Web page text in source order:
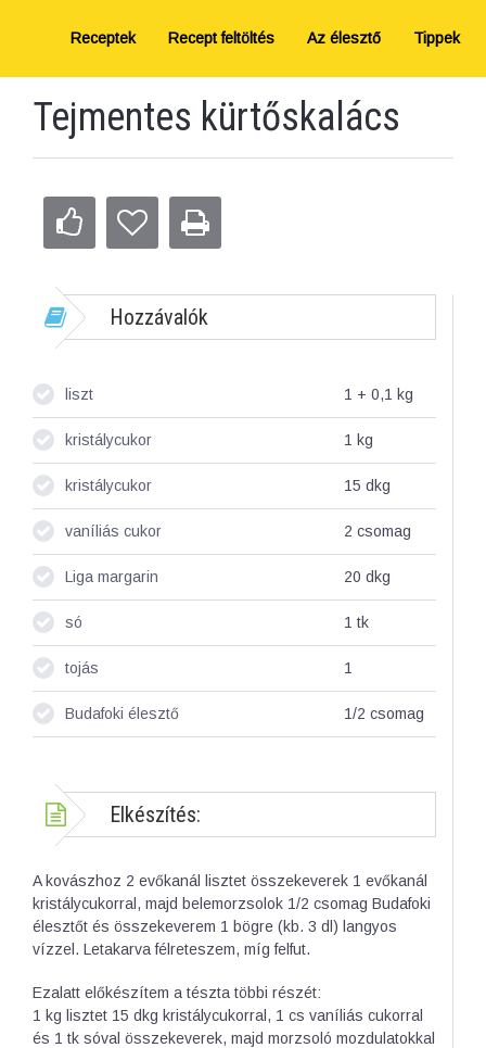
Receptek Recept feltöltés Az élesztő Tippek
Tejmentes kürtőskalács
Hozzávalók
liszt 1 + 0,1 kg
kristálycukor 1 kg
kristálycukor 15 dkg
vaníliás cukor 2 csomag
Liga margarin 20 dkg
só 1 tk
tojás 1
Budafoki élesztő 1/2 csomag
Elkészítés:
A kovászhoz 2 evőkanál lisztet összekeverek 1 evőkanál
kristálycukorral, majd belemorzsolok 1/2 csomag Budafoki
élesztőt és összekeverem 1 bögre (kb. 3 dl) langyos
vízzel. Letakarva félreteszem, míg felfut.
Ezalatt előkészítem a tészta többi részét:
1 kg lisztet 15 dkg kristálycukorral, 1 cs vaníliás cukorral
és 1 tk sóval összekeverek, majd morzsoló mozdulatokkal